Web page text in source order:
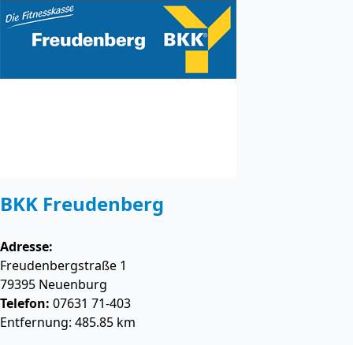
BKK Freudenberg
Adresse:
Freudenbergstraße 1
79395 Neuenburg
Telefon: 07631 71-403
Entfernung: 485.85 km